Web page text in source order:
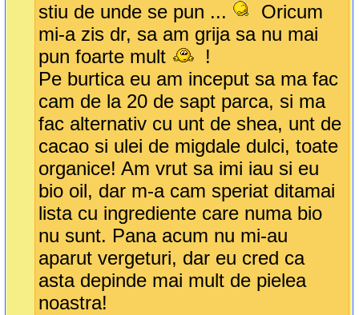
stiu de unde se pun ...
Oricum
mi-a zis dr, sa am grija sa nu mai
pun foarte mult
!
Pe burtica eu am inceput sa ma fac
cam de la 20 de sapt parca, si ma
fac alternativ cu unt de shea, unt de
cacao si ulei de migdale dulci, toate
organice! Am vrut sa imi iau si eu
bio oil, dar m-a cam speriat ditamai
lista cu ingrediente care numa bio
nu sunt. Pana acum nu mi-au
aparut vergeturi, dar eu cred ca
asta depinde mai mult de pielea
noastra!